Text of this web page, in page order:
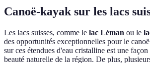
Canoë-kayak sur les lacs
Les lacs suisses, comme le lac Léman ou le
des opportunités exceptionnelles pour le
sur ces étendues d'eau cristalline est une
beauté naturelle de la région. De plus,